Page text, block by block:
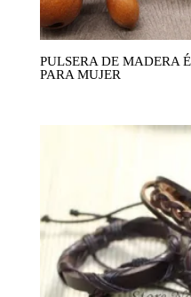
PULSERA DE MADERA
PARA MUJER